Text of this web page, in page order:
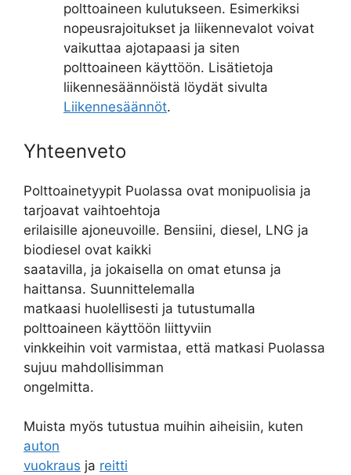
polttoaineen kulutukseen. Esimerkiksi
nopeusrajoitukset ja liikennevalot voivat
vaikuttaa ajotapaasi ja siten
polttoaineen käyttöön. Lisätietoja
liikennesäännöistä löydät sivulta
Liikennesäännöt.
Yhteenveto
Polttoainetyypit Puolassa ovat monipuolisia ja
tarjoavat vaihtoehtoja
erilaisille ajoneuvoille. Bensiini, diesel, LNG ja
biodiesel ovat kaikki
saatavilla, ja jokaisella on omat etunsa ja
haittansa. Suunnittelemalla
matkaasi huolellisesti ja tutustumalla
polttoaineen käyttöön liittyviin
vinkkeihin voit varmistaa, että matkasi Puolassa
sujuu mahdollisimman
ongelmitta.
Muista myös tutustua muihin aiheisiin, kuten
auton
vuokraus ja reitti